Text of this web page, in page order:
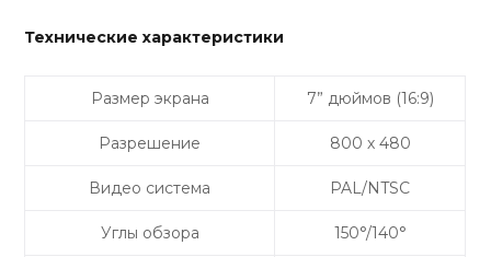
Технические характеристики
Размер экрана 7” дюймов (16:9)
Разрешение 800 х 480
Видео система PAL/NTSC
Углы обзора 150°/140°